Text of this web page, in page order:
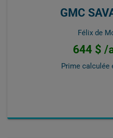
GMC
Félix de
644 $ /
Prime calculée